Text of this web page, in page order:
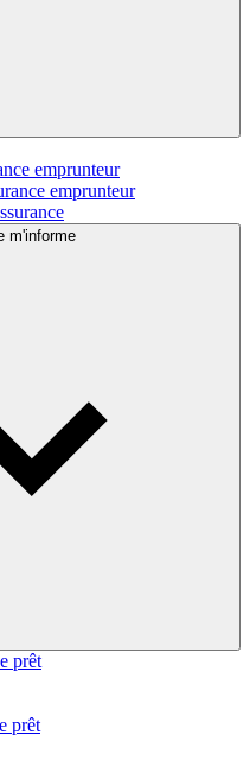
emprunteur
emprunteur
m'informe
prêt
prêt